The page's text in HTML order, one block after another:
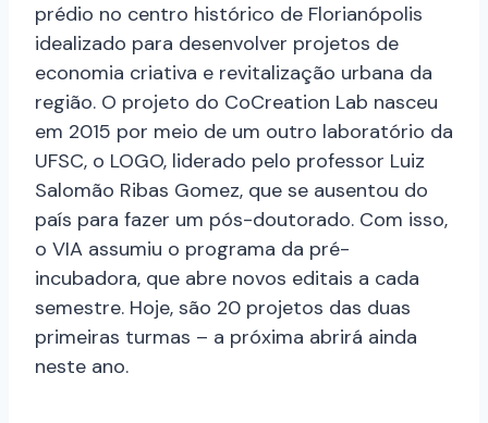
prédio no centro histórico de Florianópolis
idealizado para desenvolver projetos de
economia criativa e revitalização urbana da
região. O projeto do CoCreation Lab nasceu
em 2015 por meio de um outro laboratório da
UFSC, o LOGO, liderado pelo professor Luiz
Salomão Ribas Gomez, que se ausentou do
país para fazer um pós-doutorado. Com isso,
o VIA assumiu o programa da pré-
incubadora, que abre novos editais a cada
semestre. Hoje, são 20 projetos das duas
primeiras turmas – a próxima abrirá ainda
neste ano.